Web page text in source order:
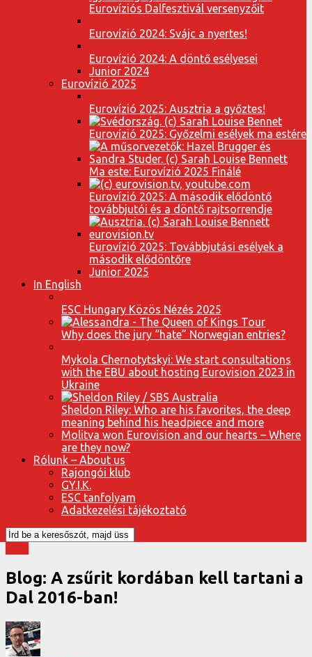
Eurovíziós Dalfesztivál versenyzőit
Eurovízió 2024: Svájc a nyertes!
Eurovízió 2024: A döntő esélyesei
Junior 2024
Eurovízió 2025
Eurovízió 2025: Ausztria a győztes!
Eurovízió 2025: Győzelmi esélyek ma estére
Ma este: Eurovízió 2025 Finálé
Eurovízió 2025: A második elődöntő
továbbjutói és a döntő rajtsorrendje
Eurovízió 2025: Továbbjutási esélyek a
második elődöntőre
Junior 2025
In English
ESC Hungary Közös Nézés 2025
Why does the jury “hate” Norwegian entries?
Mykola Chernotytskyi: We start consultations
with the EBU about hosting Eurovision 2023 in
Ukraine
Sheldon Riley: Who are his favorites, the deep
meaning behind his headpiece and more
Molitva won Eurovision and our hearts – Where
are they now?
Rólunk – About us
Rajongói klub
GY.I.K.
ESC tanfolyam
Adatkezelési tájékoztató
Blog: A zsűrit kordában kell tartani a
Dal 2016-ban!